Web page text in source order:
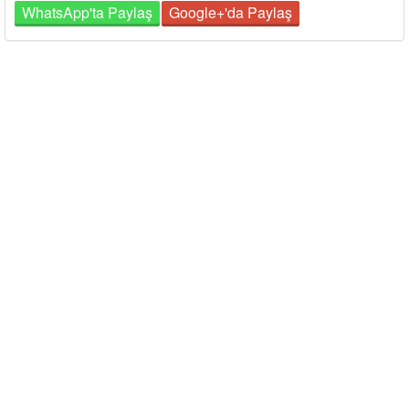
WhatsApp'ta Paylaş
Google+'da Paylaş